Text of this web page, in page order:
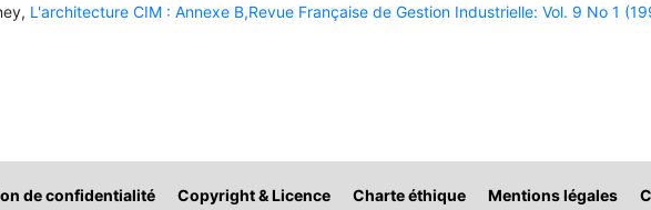
L'architecture CIM : Annexe B,Revue Française de Gestion Industrielle: Vol. 9 No 1
de confidentialité Copyright & Licence Charte éthique Mentions légales